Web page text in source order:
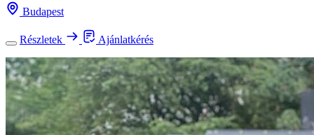
Budapest
Részletek Ajánlatkérés